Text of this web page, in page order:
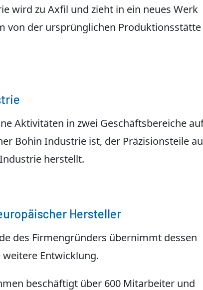
wird zu Axfil und zieht in ein neues Werk
von der ursprünglichen Produktionsstätte
Aktivitäten in zwei Geschäftsbereiche
Bohin Industrie ist, der Präzisionsteile
herstellt.
Hersteller
des Firmengründers übernimmt dessen
weitere Entwicklung.
beschäftigt über 600 Mitarbeiter und